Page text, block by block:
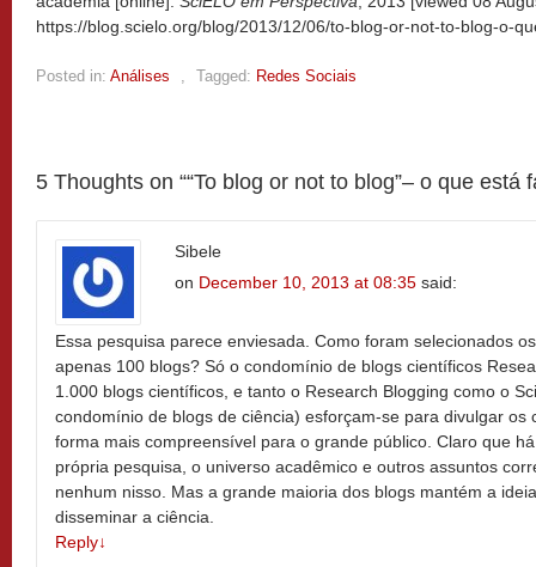
https://blog.scielo.org/blog/2013/12/06/to-blog-or-not-to-blog-o-
Posted in: Análises Tagged: Redes Sociais
5 Thoughts on ““To blog or not to blog”– o que está
Sibele
on December 10, 2013 at 08:35 said:
Essa pesquisa parece enviesada. Como foram selecionados
apenas 100 blogs? Só o condomínio de blogs científicos
1.000 blogs científicos, e tanto o Research Blogging como o
condomínio de blogs de ciência) esforçam-se para divulgar os
forma mais compreensível para o grande público. Claro que
própria pesquisa, o universo acadêmico e outros assuntos
nenhum nisso. Mas a grande maioria dos blogs mantém a
disseminar a ciência.
Reply↓